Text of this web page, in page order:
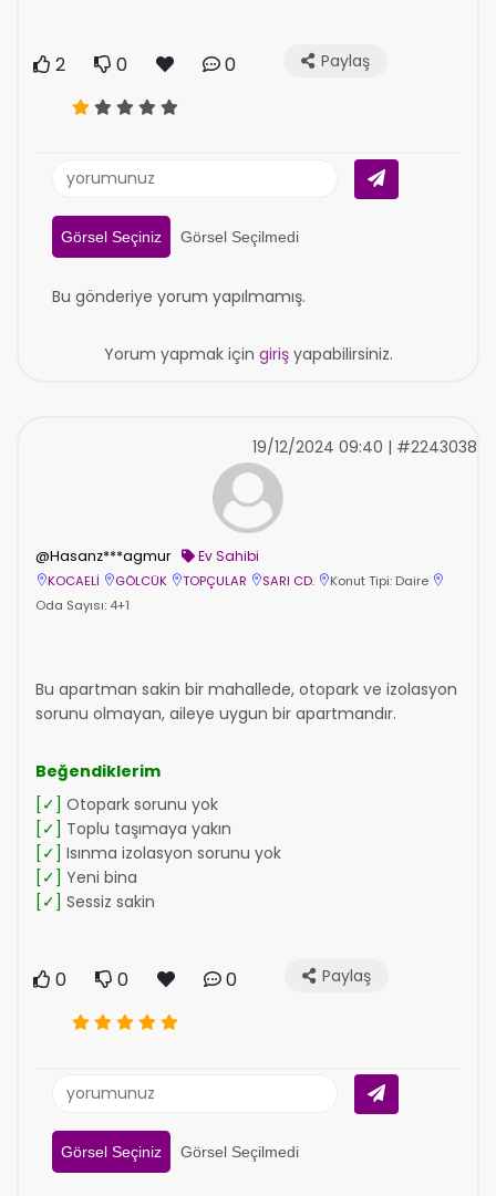
2 0 0 Paylaş
Görsel Seçiniz Görsel Seçilmedi
Bu gönderiye yorum yapılmamış.
Yorum yapmak için girişyapabilirsiniz.
@Hasanz***agmur Ev Sahibi
KOCAELİ GÖLCÜK TOPÇULAR SARI CD.
Konut Tipi: Daire
Oda Sayısı: 4+1
19/12/2024 09:40 | #2243038
Bu apartman sakin bir mahallede, otopark ve izolasyon
sorunu olmayan, aileye uygun bir apartmandır.
Beğendiklerim
[✓] Otopark sorunu yok
[✓] Toplu taşımaya yakın
[✓] Isınma izolasyon sorunu yok
[✓] Yeni bina
[✓] Sessiz sakin
0 0 0 Paylaş
Görsel Seçiniz Görsel Seçilmedi